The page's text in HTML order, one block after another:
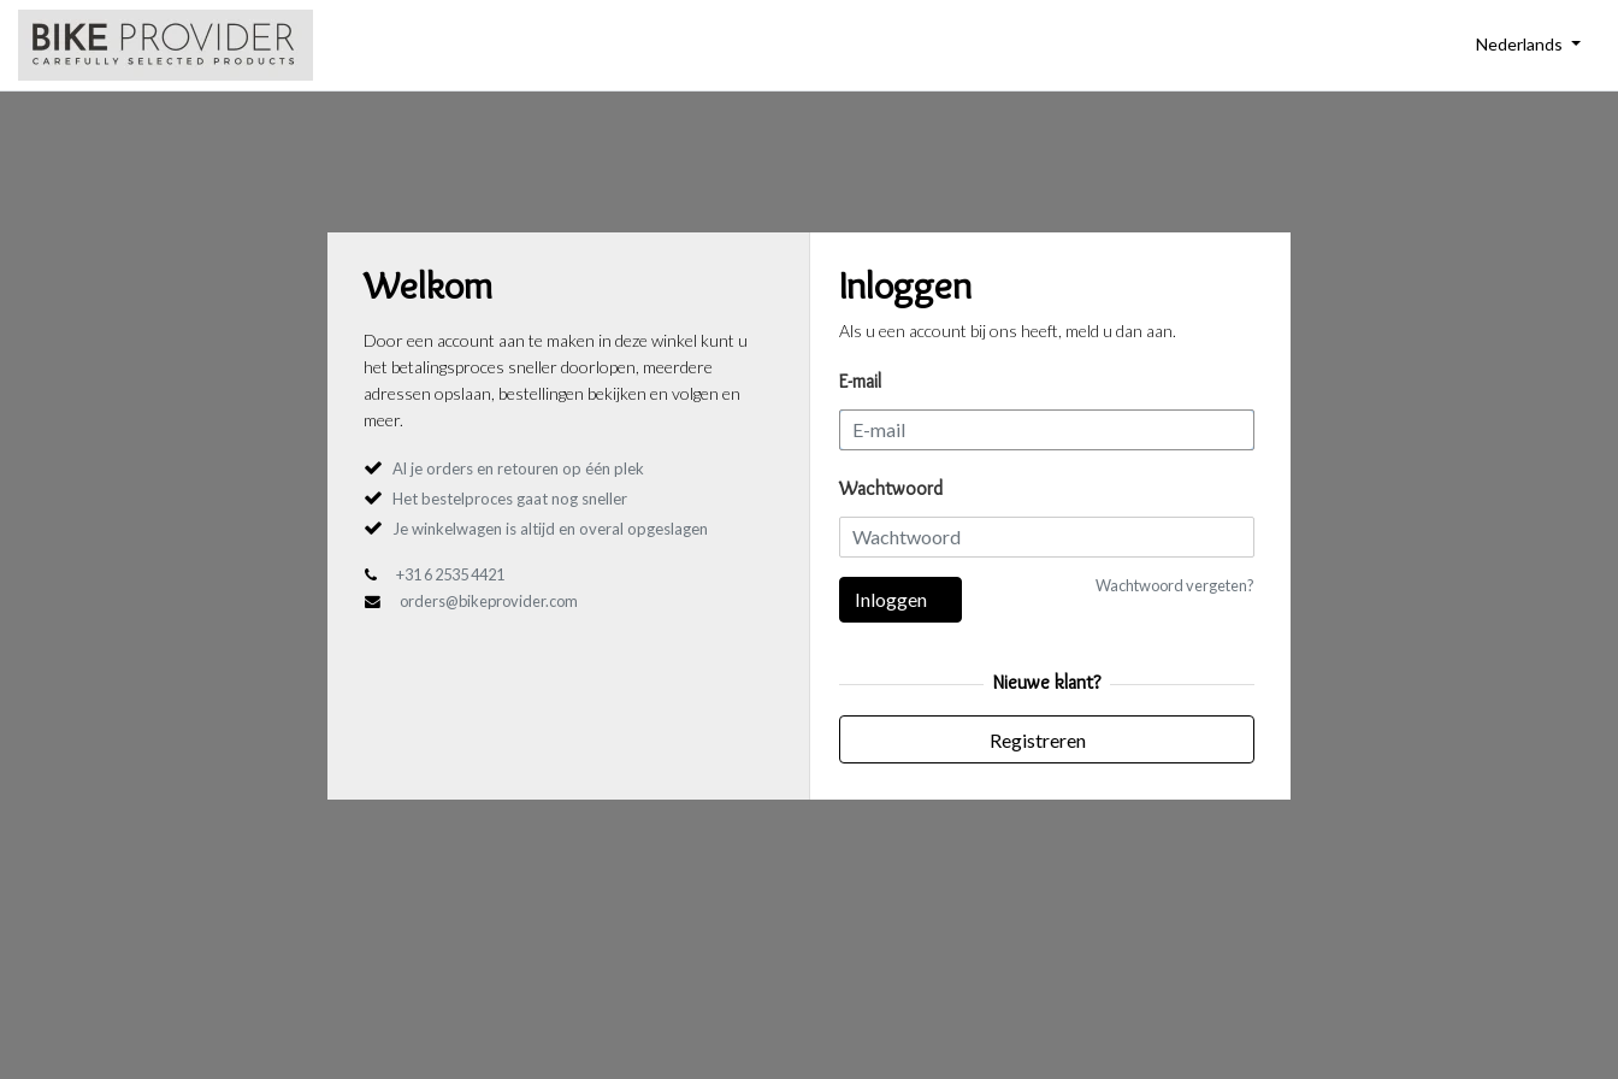
Nederlands
Welkom
Door een account aan te maken in deze winkel kunt u
het betalingsproces sneller doorlopen, meerdere
adressen opslaan, bestellingen bekijken en volgen en
meer.
Al je orders en retouren op één plek
Het bestelproces gaat nog sneller
Je winkelwagen is altijd en overal opgeslagen
+31 6 2535 4421
orders@bikeprovider.com
Inloggen
Als u een account bij ons heeft, meld u dan aan.
E-mail
Wachtwoord
Wachtwoord vergeten?
Inloggen
Nieuwe klant?
Registreren